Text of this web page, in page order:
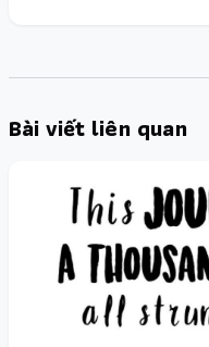
Bài viết liên quan